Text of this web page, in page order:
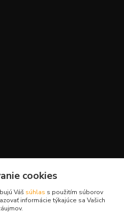
cookies
Váš súhlas s použitím súborov
informácie týkajúce sa Vašich